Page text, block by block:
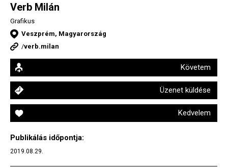
Verb Milán
Grafikus
Veszprém, Magyarország
/verb.milan
Követem
Üzenet küldése
Kedvelem
Publikálás időpontja:
2019.08.29.